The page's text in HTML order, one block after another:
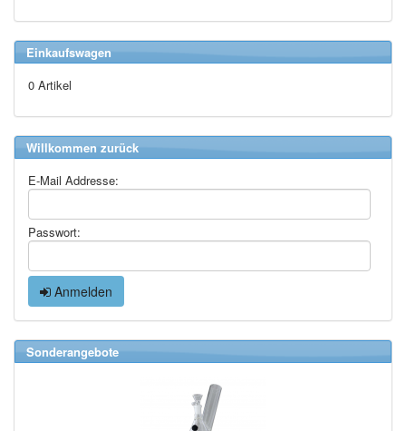
Einkaufswagen
0 Artikel
Willkommen zurück
E-Mail Addresse:
Passwort:
Anmelden
Sonderangebote